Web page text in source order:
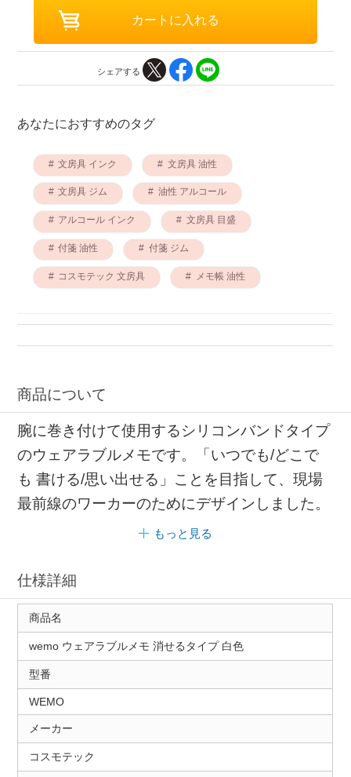
シェアする
あなたにおすすめのタグ
文房具 インク 文房具 油性
文房具 ジム 油性 アルコール
アルコール インク 文房具 目盛
付箋 油性 付箋 ジム
コスモテック 文房具 メモ帳 油性
商品について
腕に巻き付けて使用するシリコンバンドタイプ
のウェアラブルメモです。「いつでも/どこで
も 書ける/思い出せる」ことを目指して、現場
最前線のワーカーのためにデザインしました。
もっと見る
仕様詳細
商品名
wemo ウェアラブルメモ 消せるタイプ 白色
型番
WEMO
メーカー
コスモテック